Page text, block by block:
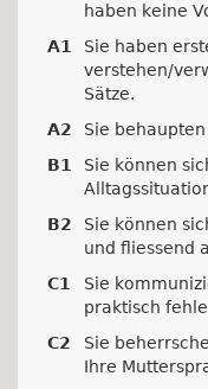
haben keine
A1
Sie haben
verstehen/
Sätze.
A2
Sie
B1
Sie können
B2
Sie können
und fliessend
C1
Sie
praktisch
C2
Sie
Ihre